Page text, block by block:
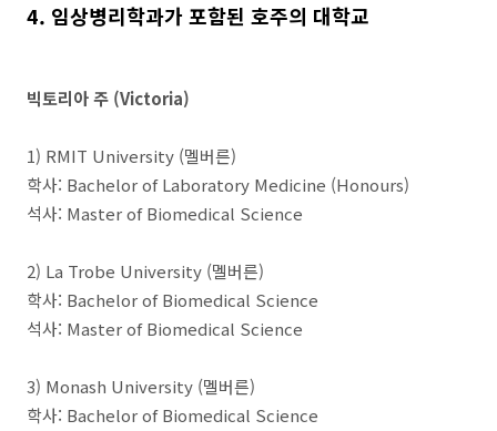
4. 임상병리학과가 포함된 호주의 대학교
빅토리아 주 (Victoria)
1) RMIT University (멜버른)
학사: Bachelor of Laboratory Medicine (Honours)
석사: Master of Biomedical Science
2) La Trobe University (멜버른)
학사: Bachelor of Biomedical Science
석사: Master of Biomedical Science
3) Monash University (멜버른)
학사: Bachelor of Biomedical Science